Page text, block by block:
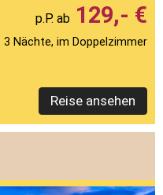
129,- €
3 Nächte, im Doppelzimmer
Reise ansehen